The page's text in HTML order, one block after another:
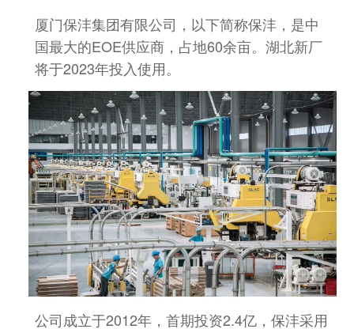
厦门保沣集团有限公司，以下简称保沣，是中
国最大的EOE供应商， 占地60余亩。湖北新厂
将于2023年投入使用。
公司成立于2012年，首期投资2.4亿，保沣采用